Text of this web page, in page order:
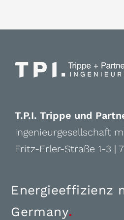
T.P.I. Trippe und
Ingenieurgesellschaft
Fritz-Erler-Straße 1-3 |
Energieeffizienz
Germany.